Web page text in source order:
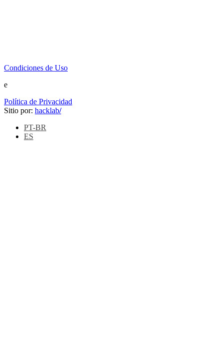
Condiciones de Uso
e
Política de Privacidad
Sitio por: hacklab/
PT-BR
ES